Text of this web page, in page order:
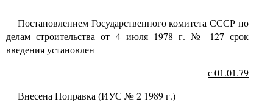
Постановлением Государственного комитета СССР по
делам строительства от 4июля1978 г. № 127 срок
введения установлен
с01.01.79
Внесена Поправка (ИУС № 2 1989 г.)